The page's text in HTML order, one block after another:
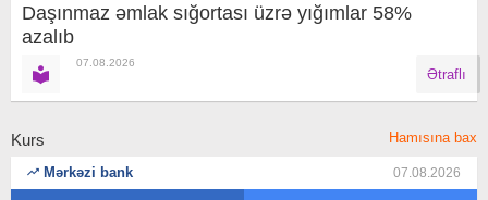
Daşınmaz əmlak sığortası üzrə yığımlar 58%
azalıb
07.08.2026
Ətraflı
Kurs Hamısına bax
Mərkəzi bank 07.08.2026